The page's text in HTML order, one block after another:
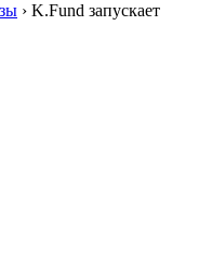
› K.Fund запускает